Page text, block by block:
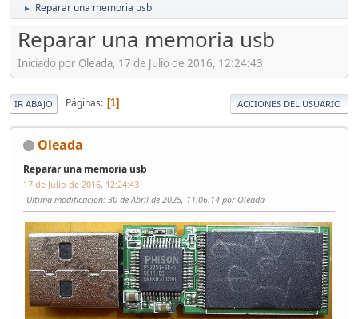
► Reparar una memoria usb
Reparar una memoria usb
Iniciado por Oleada, 17 de Julio de 2016, 12:24:43
IR ABAJO Páginas 1 ACCIONES DEL USUARIO
Oleada
Reparar una memoria usb
17 de Julio de 2016, 12:24:43
Ultima modificación: 30 de Abril de 2025, 11:06:14 por Oleada